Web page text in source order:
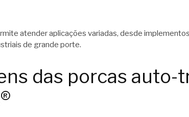
atender aplicações variadas, desde
de grande porte.
das porcas auto-